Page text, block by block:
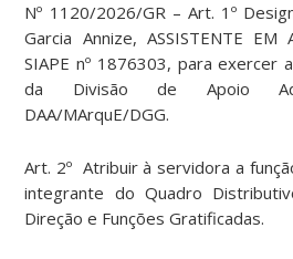
Nº 1120/2026/GR – Art. 1º
Garcia Annize, ASSISTENTE EM
SIAPE nº 1876303, para exercer
da Divisão de Apoio
DAA/MArquE/DGG.
Art. 2º Atribuir à servidora a
integrante do Quadro
Direção e Funções Gratificadas.